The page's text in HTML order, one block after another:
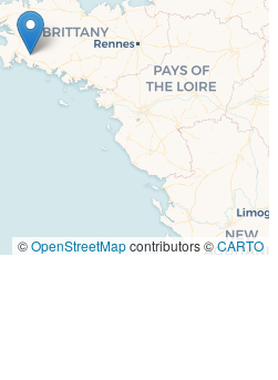
©OpenStreetMapcontributors ©CARTO